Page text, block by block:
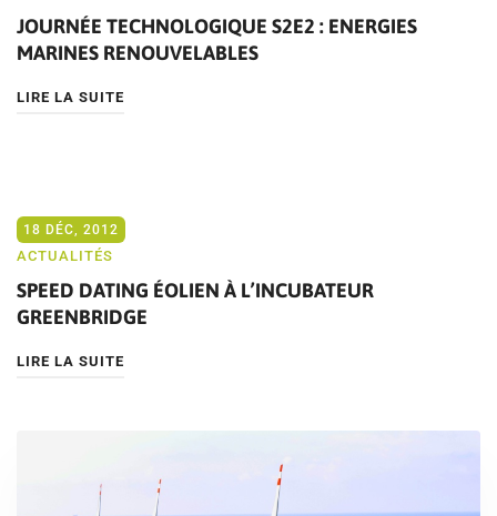
JOURNÉE TECHNOLOGIQUE S2E2 : ENERGIES
MARINES RENOUVELABLES
LIRE LA SUITE
18 DÉC, 2012
ACTUALITÉS
SPEED DATING ÉOLIEN À L’INCUBATEUR
GREENBRIDGE
LIRE LA SUITE